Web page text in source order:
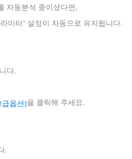
자동분석 중이셨다면,
미터’ 설정이 자동으로 유지됩니다.
다.
급옵션]을 클릭해 주세요.
.